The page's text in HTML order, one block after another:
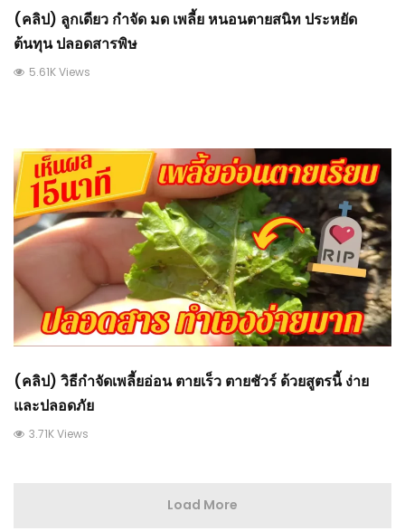
(คลิป) ลูกเดียว กำจัด มด เพลี้ย หนอนตายสนิท ประหยัด
ต้นทุน ปลอดสารพิษ
5.61K Views
(คลิป) วิธีกำจัดเพลี้ยอ่อน ตายเร็ว ตายชัวร์ ด้วยสูตรนี้ ง่าย
และปลอดภัย
3.71K Views
Load More